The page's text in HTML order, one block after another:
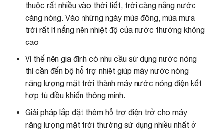
thuộc rất nhiều vào thời tiết, trời càng nắng nước
càng nóng. Vào những ngày mùa đông, mùa mưa
trời rất ít nắng nên nhiệt độ của nước thường không
cao
Vì thế nên gia đình có nhu cầu sử dụng nước nóng
thì cần đến bộ hỗ trợ nhiệt giúp máy nước nóng
năng lượng mặt trời thành máy nước nóng điện kết
hợp tủ điều khiển thông minh.
Giải pháp lắp đặt thêm hỗ trợ điện trở cho máy
năng lượng mặt trời thường sử dụng nhiều nhất ở